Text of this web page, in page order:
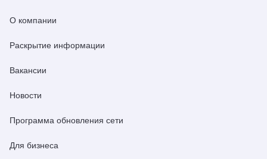
О компании
Раскрытие информации
Вакансии
Новости
Программа обновления сети
Для бизнеса